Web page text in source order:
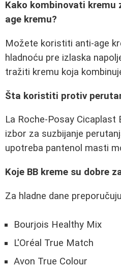
Kako kombinovati kremu
age kremu?
Možete koristiti anti-age
hladnoću pre izlaska
tražiti kremu koja
Šta koristiti protiv
La Roche-Posay Cicaplast
izbor za suzbijanje
upotreba pantenol masti
Koje BB kreme su dobre
Za hladne dane
Bourjois Healthy Mix
L'Oréal True Match
Avon True Colour